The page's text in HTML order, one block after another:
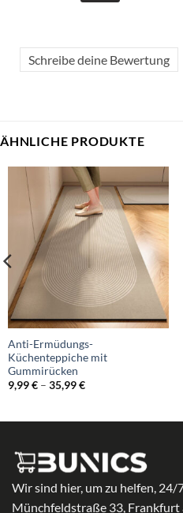
Schreibe deine Bewertung
ÄHNLICHE PRODUKTE
Anti-Ermüdungs-
Küchenteppiche mit
Gummirücken
9,99€ – 35,99€Preisspanne:
Wir sind hier, um zu helfen, 24/
Münchfeldstraße 33, Frankfurt